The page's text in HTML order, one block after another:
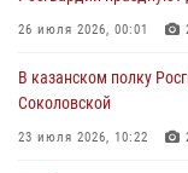
В казанском полку
23 июля 2026, 10:22
В Нижнекамске
26 июля 2026, 00:01
В казанском полку
Соколовской
23 июля 2026, 10:22